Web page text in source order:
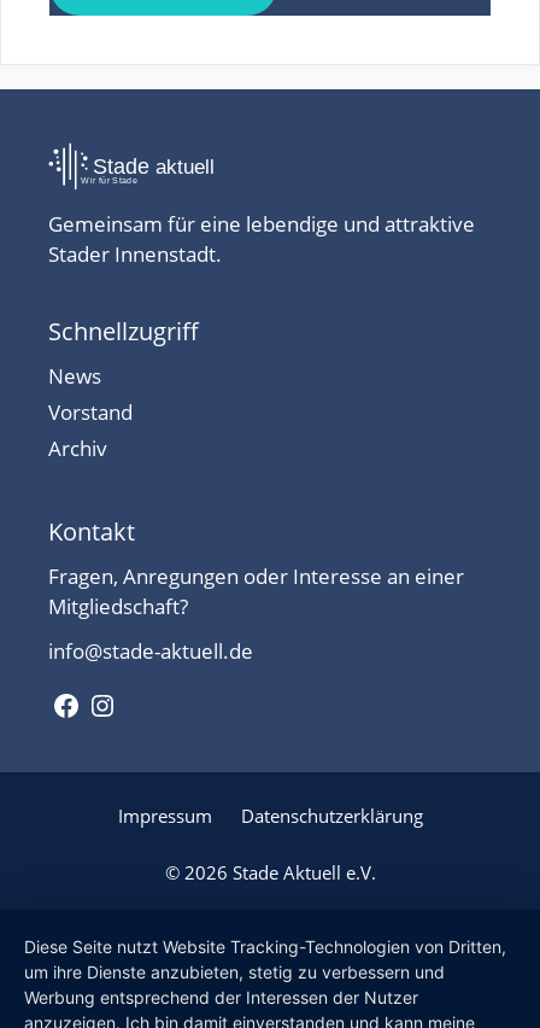
Gemeinsam für eine lebendige und attraktive
Stader Innenstadt.
Schnellzugriff
News
Vorstand
Archiv
Kontakt
Fragen, Anregungen oder Interesse an einer
Mitgliedschaft?
info@stade-aktuell.de
Facebook
Instagram
Impressum Datenschutzerklärung
© 2026 Stade Aktuell e.V.
Diese Seite nutzt Website Tracking-Technologien von Dritten,
um ihre Dienste anzubieten, stetig zu verbessern und
Werbung entsprechend der Interessen der Nutzer
anzuzeigen. Ich bin damit einverstanden und kann meine